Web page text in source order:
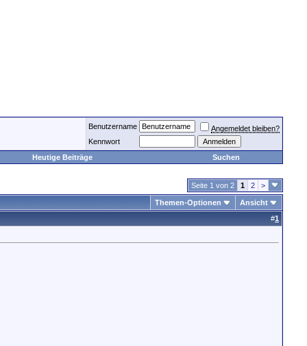
Benutzername
Angemeldet bleiben?
Kennwort
Heutige Beiträge
Suchen
Seite 1 von 2 1 2 >
Themen-Optionen
Ansicht
#1